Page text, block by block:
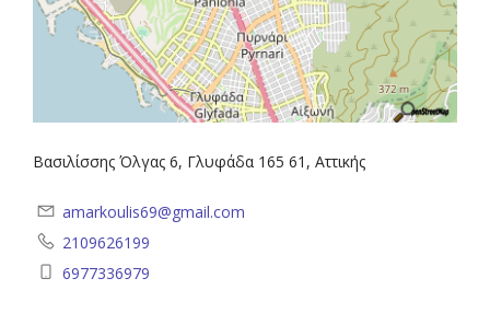
Βασιλίσσης Όλγας 6, Γλυφάδα 165 61, Αττικής
amarkoulis69@gmail.com
2109626199
6977336979